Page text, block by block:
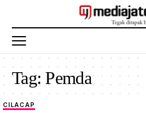
Tag:Pemda
CILACAP